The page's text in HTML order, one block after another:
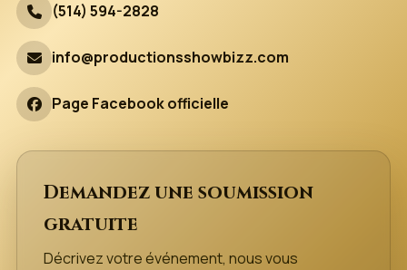
(514) 594-2828
info@productionsshowbizz.com
Page Facebook officielle
Demandez une soumission
gratuite
Décrivez votre événement, nous vous